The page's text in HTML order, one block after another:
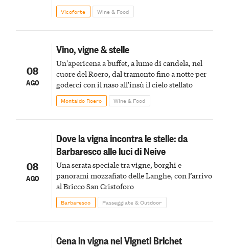
Vicoforte Wine & Food
08
AGO
Vino, vigne & stelle
Un'apericena a buffet, a lume di candela, nel
cuore del Roero, dal tramonto fino a notte per
goderci con il naso all'insù il cielo stellato
Montaldo Roero Wine & Food
08
AGO
Dove la vigna incontra le stelle: da
Barbaresco alle luci di Neive
Una serata speciale tra vigne, borghi e
panorami mozzafiato delle Langhe, con l’arrivo
al Bricco San Cristoforo
Barbaresco Passeggiate & Outdoor
Cena in vigna nei Vigneti Brichet